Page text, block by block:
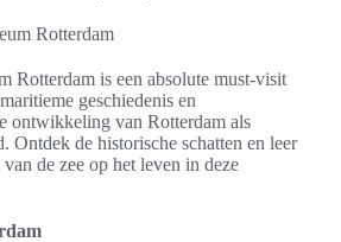
Rotterdam is een absolute must-visit
geschiedenis en
ontwikkeling van Rotterdam als
Ontdek de historische schatten en leer
de zee op het leven in deze